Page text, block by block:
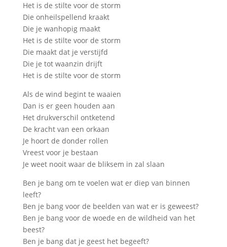
Het is de stilte voor de storm
Die onheilspellend kraakt
Die je wanhopig maakt
Het is de stilte voor de storm
Die maakt dat je verstijfd
Die je tot waanzin drijft
Het is de stilte voor de storm
Als de wind begint te waaien
Dan is er geen houden aan
Het drukverschil ontketend
De kracht van een orkaan
Je hoort de donder rollen
Vreest voor je bestaan
Je weet nooit waar de bliksem in zal slaan
Ben je bang om te voelen wat er diep van binnen
leeft?
Ben je bang voor de beelden van wat er is geweest?
Ben je bang voor de woede en de wildheid van het
beest?
Ben je bang dat je geest het begeeft?